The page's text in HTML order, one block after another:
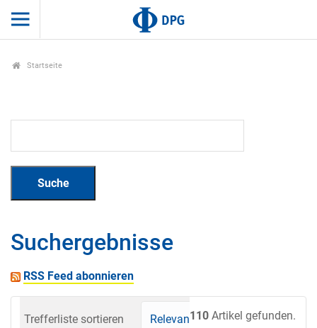
Startseite
Suchergebnisse
RSS Feed abonnieren
110 Artikel gefunden.
Trefferliste sortieren Relevanz Datum